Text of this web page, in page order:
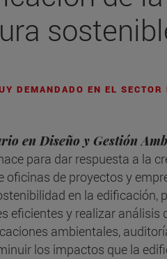
DEMANDADO EN EL SECTOR
en Diseño y Gestión
para dar respuesta a la
oficinas de proyectos y
en la edificación,
eficientes y realizar análisis
ambientales,
los impactos que la